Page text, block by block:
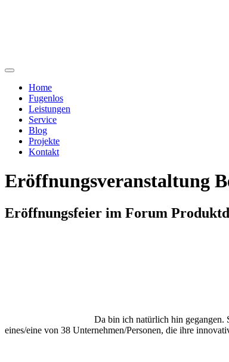
Home
Fugenlos
Leistungen
Service
Blog
Projekte
Kontakt
Eröffnungsveranstaltung
Eröffnungsfeier im Forum
Da bin ich natürlich hin gegangen.
eines/eine von 38 Unternehmen/Personen, die ihre